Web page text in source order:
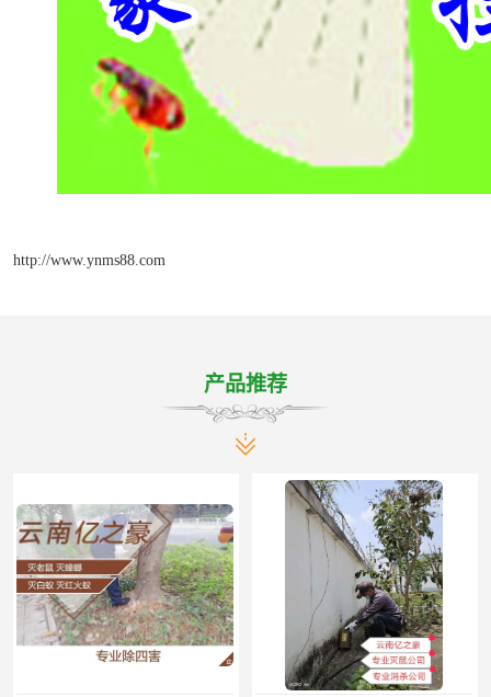
http://www.ynms88.com
产品推荐